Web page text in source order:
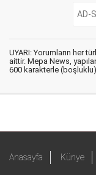
UYARI: Yorumların her
aittir. Mepa News,
600 karakterle (boşluklu)
Anasayfa Künye